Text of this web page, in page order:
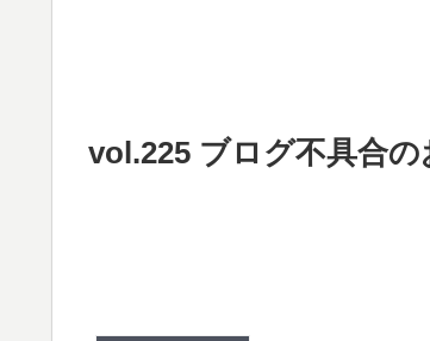
vol.225 ブログ不具合